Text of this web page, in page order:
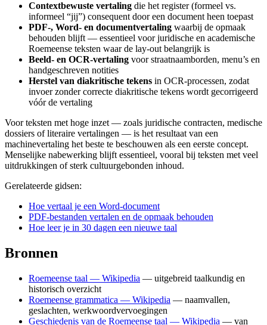
Contextbewuste vertaling die het register (formeel vs.
informeel “jij”) consequent door een document heen toepast
PDF-, Word- en documentvertaling waarbij de opmaak
behouden blijft — essentieel voor juridische en academische
Roemeense teksten waar de lay-out belangrijk is
Beeld- en OCR-vertaling voor straatnaamborden, menu’s en
handgeschreven notities
Herstel van diakritische tekens in OCR-processen, zodat
invoer zonder correcte diakritische tekens wordt gecorrigeerd
vóór de vertaling
Voor teksten met hoge inzet — zoals juridische contracten, medische
dossiers of literaire vertalingen — is het resultaat van een
machinevertaling het beste te beschouwen als een eerste concept.
Menselijke nabewerking blijft essentieel, vooral bij teksten met veel
uitdrukkingen of sterk cultuurgebonden inhoud.
Gerelateerde gidsen:
Hoe vertaal je een Word-document
PDF-bestanden vertalen en de opmaak behouden
Hoe leer je in 30 dagen een nieuwe taal
Bronnen
Roemeense taal — Wikipedia — uitgebreid taalkundig en
historisch overzicht
Roemeense grammatica — Wikipedia — naamvallen,
geslachten, werkwoordvervoegingen
Geschiedenis van de Roemeense taal — Wikipedia — van